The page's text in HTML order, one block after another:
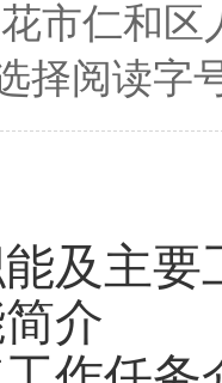
市仁和区
阅读字
及主要
简介